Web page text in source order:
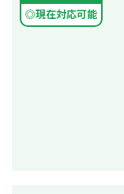
◎現在対応可能